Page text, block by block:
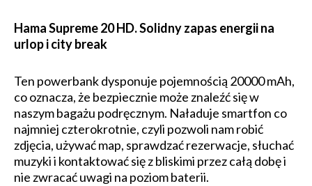
Hama Supreme 20 HD. Solidny zapas energii na
urlop i city break
Ten powerbank dysponuje pojemnością 20000 mAh,
co oznacza, że bezpiecznie może znaleźć się w
naszym bagażu podręcznym. Naładuje smartfon co
najmniej czterokrotnie, czyli pozwoli nam robić
zdjęcia, używać map, sprawdzać rezerwacje, słuchać
muzyki i kontaktować się z bliskimi przez całą dobę i
nie zwracać uwagi na poziom baterii.